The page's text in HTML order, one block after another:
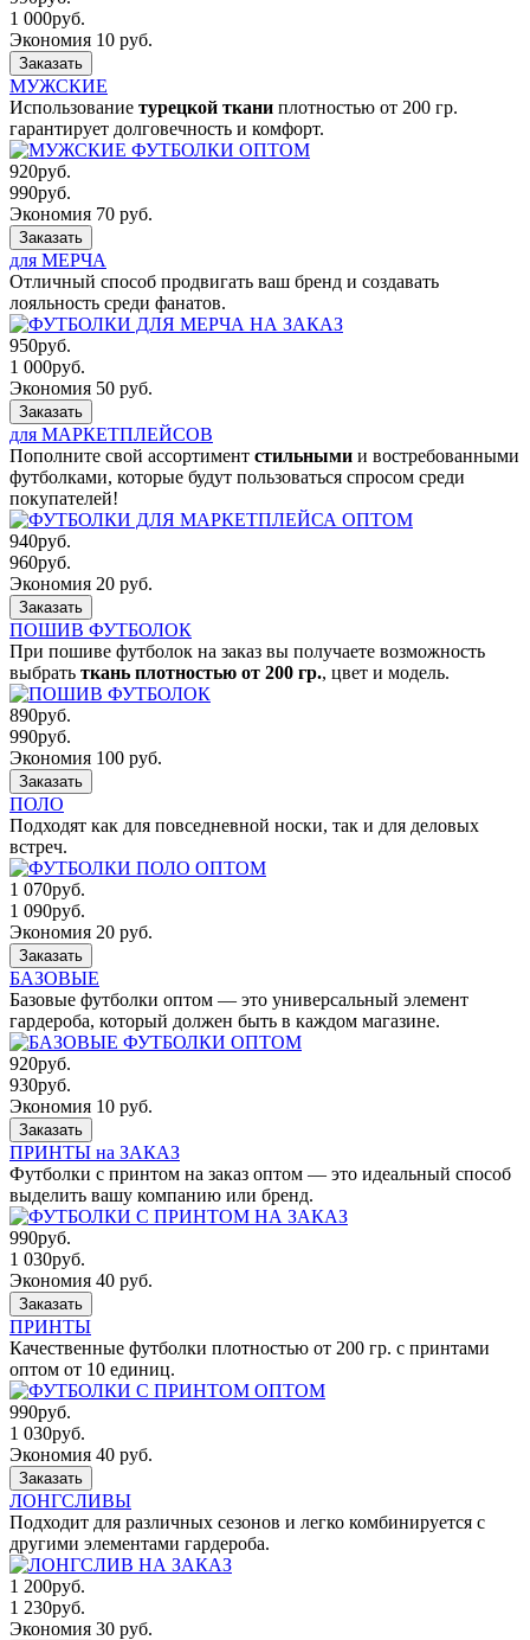
1 000руб.
Экономия 10 руб.
Заказать
МУЖСКИЕ
Использование турецкой ткани плотностью от 200 гр.
гарантирует долговечность и комфорт.
920руб.
990руб.
Экономия 70 руб.
Заказать
для МЕРЧА
Отличный способ продвигать ваш бренд и создавать
лояльность среди фанатов.
950руб.
1 000руб.
Экономия 50 руб.
Заказать
для МАРКЕТПЛЕЙСОВ
Пополните свой ассортимент стильными и востребованными
футболками, которые будут пользоваться спросом среди
покупателей!
940руб.
960руб.
Экономия 20 руб.
Заказать
ПОШИВ ФУТБОЛОК
При пошиве футболок на заказ вы получаете возможность
выбрать ткань плотностью от 200 гр., цвет и модель.
890руб.
990руб.
Экономия 100 руб.
Заказать
ПОЛО
Подходят как для повседневной носки, так и для деловых
встреч.
1 070руб.
1 090руб.
Экономия 20 руб.
Заказать
БАЗОВЫЕ
Базовые футболки оптом — это универсальный элемент
гардероба, который должен быть в каждом магазине.
920руб.
930руб.
Экономия 10 руб.
Заказать
ПРИНТЫ на ЗАКАЗ
Футболки с принтом на заказ оптом — это идеальный способ
выделить вашу компанию или бренд.
990руб.
1 030руб.
Экономия 40 руб.
Заказать
ПРИНТЫ
Качественные футболки плотностью от 200 гр. с принтами
оптом от 10 единиц.
990руб.
1 030руб.
Экономия 40 руб.
Заказать
ЛОНГСЛИВЫ
Подходит для различных сезонов и легко комбинируется с
другими элементами гардероба.
1 200руб.
1 230руб.
Экономия 30 руб.